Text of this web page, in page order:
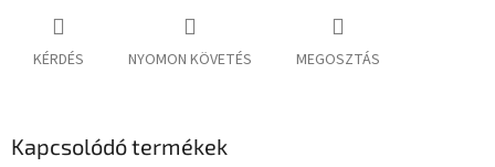
KÉRDÉS NYOMON KÖVETÉS MEGOSZTÁS
Kapcsolódó termékek